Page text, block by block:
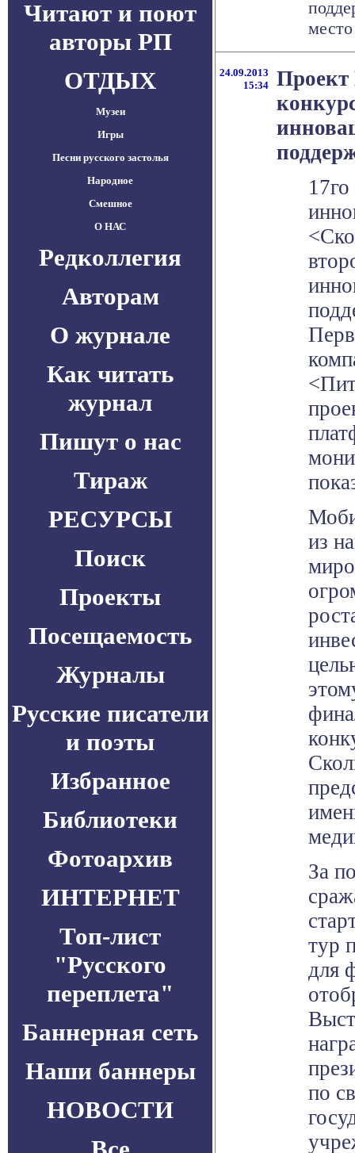
Читают и поют
авторы РП
ОТДЫХ
Музеи
Игры
Песни русского застолья
Народное
Смешное
О НАС
Редколлегия
Авторам
О журнале
Как читать
журнал
Пишут о нас
Тираж
РЕСУРСЫ
Поиск
Проекты
Посещаемость
Журналы
Русские писатели
и поэты
Избранное
Библиотеки
Фотоархив
ИНТЕРНЕТ
Топ-лист
"Русского
переплета"
Баннерная сеть
Наши баннеры
НОВОСТИ
24.09.2013
15:34
Проект
из
За
тур
для
по